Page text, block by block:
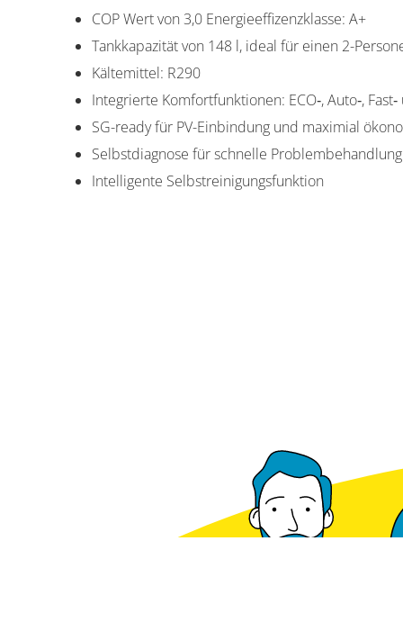
COP Wert von 3,0 Energieeffizenzklasse: A+
Tankkapazität von 148 l, ideal für einen 2-
Kältemittel: R290
Integrierte Komfortfunktionen: ECO‑, Auto‑,
SG-ready für PV-Einbindung und maximial
Selbstdiagnose für schnelle Problembehandlung
Intelligente Selbstreinigungsfunktion